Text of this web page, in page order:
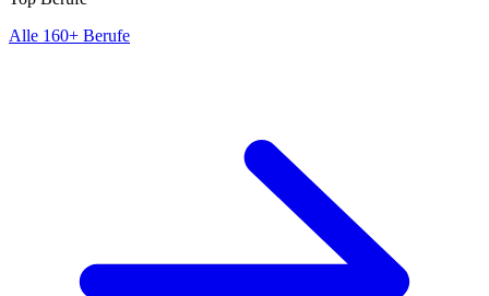
Alle 160+ Berufe